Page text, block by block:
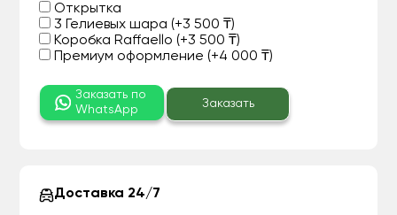
Открытка
3 Гелиевых шара (+3 500 ₸)
Коробка Raffaello (+3 500 ₸)
Премиум оформление (+4 000 ₸)
Заказать по
WhatsApp
Заказать
Доставка 24/7